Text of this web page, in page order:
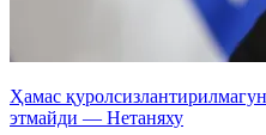
Ҳамас
этмайди — Нетаняху